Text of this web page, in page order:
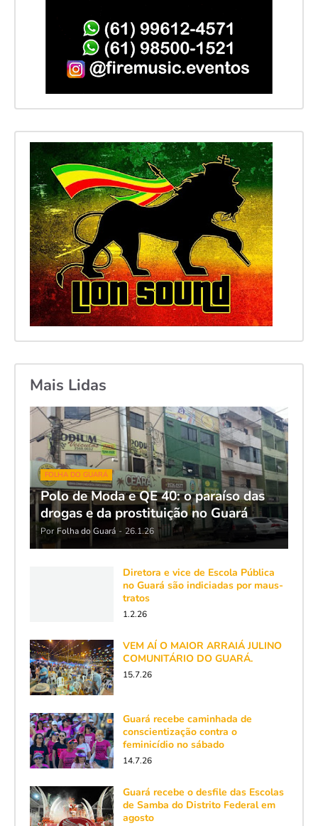
Mais Lidas
FOLHA DO GUARÁ
Polo de Moda e QE 40: o paraíso das
drogas e da prostituição no Guará
Por Folha do Guará - 26.1.26
Diretora e vice de Escola Pública
no Guará são indiciadas por maus-
tratos
1.2.26
VEM AÍ O MAIOR ARRAIÁ JULINO
COMUNITÁRIO DO GUARÁ.
15.7.26
Guará recebe caminhada de
conscientização contra o
feminicídio no sábado
14.7.26
Guará recebe o desfile das Escolas
de Samba do Distrito Federal em
agosto